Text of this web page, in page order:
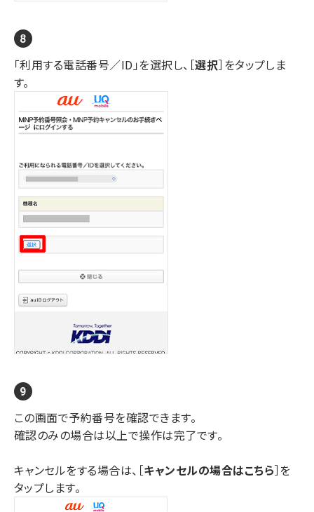
「利用する電話番号／ID」を選択し、［選択］をタップしま
す。
この画面で予約番号を確認できます。
確認のみの場合は以上で操作は完了です。
キャンセルをする場合は、［キャンセルの場合はこちら］を
タップします。